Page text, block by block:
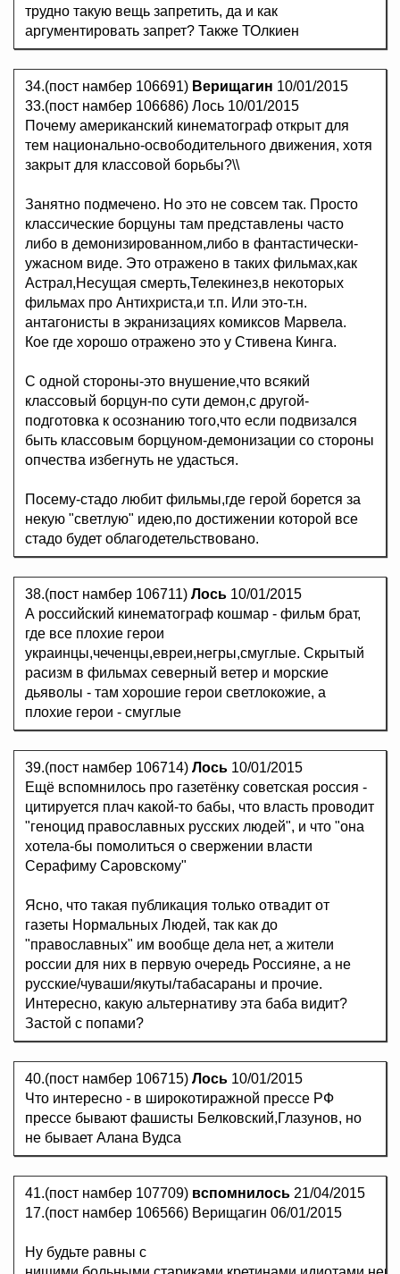
трудно такую вещь запретить, да и как
аргументировать запрет? Также ТОлкиен
34.(пост намбер 106691) Верищагин 10/01/2015
33.(пост намбер 106686) Лось 10/01/2015
Почему американский кинематограф открыт для
тем национально-освободительного движения, хотя
закрыт для классовой борьбы?\\
Занятно подмечено. Но это не совсем так. Просто
классические борцуны там представлены часто
либо в демонизированном,либо в фантастически-
ужасном виде. Это отражено в таких фильмах,как
Астрал,Несущая смерть,Телекинез,в некоторых
фильмах про Антихриста,и т.п. Или это-т.н.
антагонисты в экранизациях комиксов Марвела.
Кое где хорошо отражено это у Стивена Кинга.
С одной стороны-это внушение,что всякий
классовый борцун-по сути демон,с другой-
подготовка к осознанию того,что если подвизался
быть классовым борцуном-демонизации со стороны
опчества избегнуть не удасться.
Посему-стадо любит фильмы,где герой борется за
некую "светлую" идею,по достижении которой все
стадо будет облагодетельствовано.
38.(пост намбер 106711) Лось 10/01/2015
А российский кинематограф кошмар - фильм брат,
где все плохие герои
украинцы,чеченцы,евреи,негры,смуглые. Скрытый
расизм в фильмах северный ветер и морские
дьяволы - там хорошие герои светлокожие, а
плохие герои - смуглые
39.(пост намбер 106714) Лось 10/01/2015
Ещё вспомнилось про газетёнку советская россия -
цитируется плач какой-то бабы, что власть проводит
"геноцид православных русских людей", и что "она
хотела-бы помолиться о свержении власти
Серафиму Саровскому"
Ясно, что такая публикация только отвадит от
газеты Нормальных Людей, так как до
"православных" им вообще дела нет, а жители
россии для них в первую очередь Россияне, а не
русские/чуваши/якуты/табасараны и прочие.
Интересно, какую альтернативу эта баба видит?
Застой с попами?
40.(пост намбер 106715) Лось 10/01/2015
Что интересно - в широкотиражной прессе РФ
прессе бывают фашисты Белковский,Глазунов, но
не бывает Алана Вудса
41.(пост намбер 107709) вспомнилось 21/04/2015
17.(пост намбер 106566) Верищагин 06/01/2015
Ну будьте равны с